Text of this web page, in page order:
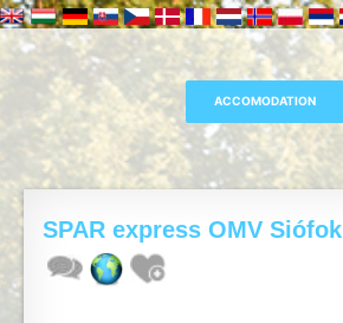
SPAR express OMV Siófok